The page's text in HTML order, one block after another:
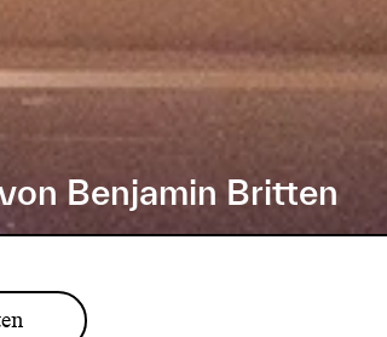
Benjamin Britten